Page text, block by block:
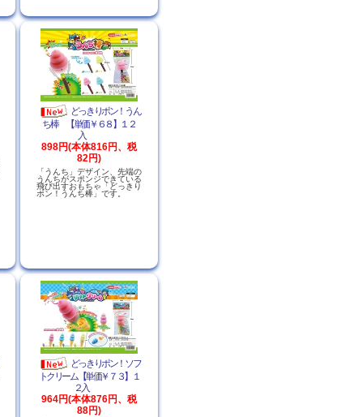
どっきりポン！うん
ち棒 【単価￥６８】１２
入
898円(本体816円、税
82円)
「うんち」デザイン、先端の
うんちがスポンジできている
飛び出すおもちゃ「どっきり
ポン！うんち棒」です。
どっきりポン！ソフ
トクリーム【単価￥７３】１
２入
964円(本体876円、税
88円)